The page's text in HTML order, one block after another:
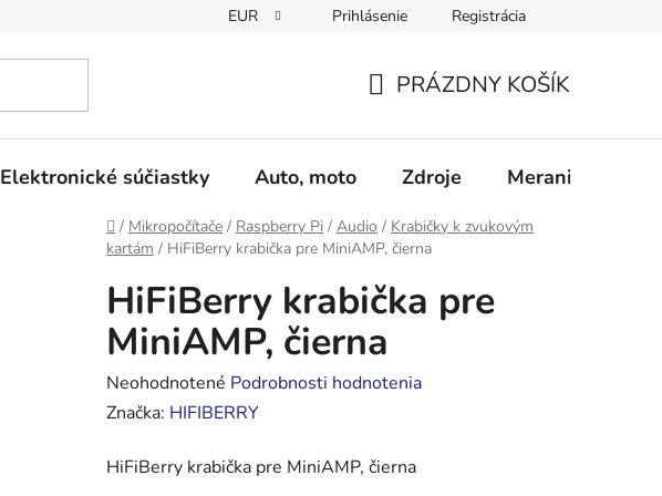
Obchodné podmienky Podmienky ochrany osobných údajov
EUR Prihlásenie Registrácia
KOŠÍK
PRÁZDNY KOŠÍK
Elektronické súčiastky Auto, moto Zdroje Meranie -
Domov
/ Mikropočítače / Raspberry Pi / Audio / Krabičky k zvukovým
kartám / HiFiBerry krabička pre MiniAMP, čierna
HiFiBerry krabička pre
MiniAMP, čierna
Priemerné
hodnotenie
je
Neohodnotené Podrobnosti hodnotenia
Značka: HIFIBERRY
HiFiBerry krabička pre MiniAMP, čierna